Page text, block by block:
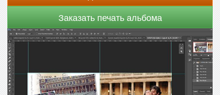
Заказать печать альбома